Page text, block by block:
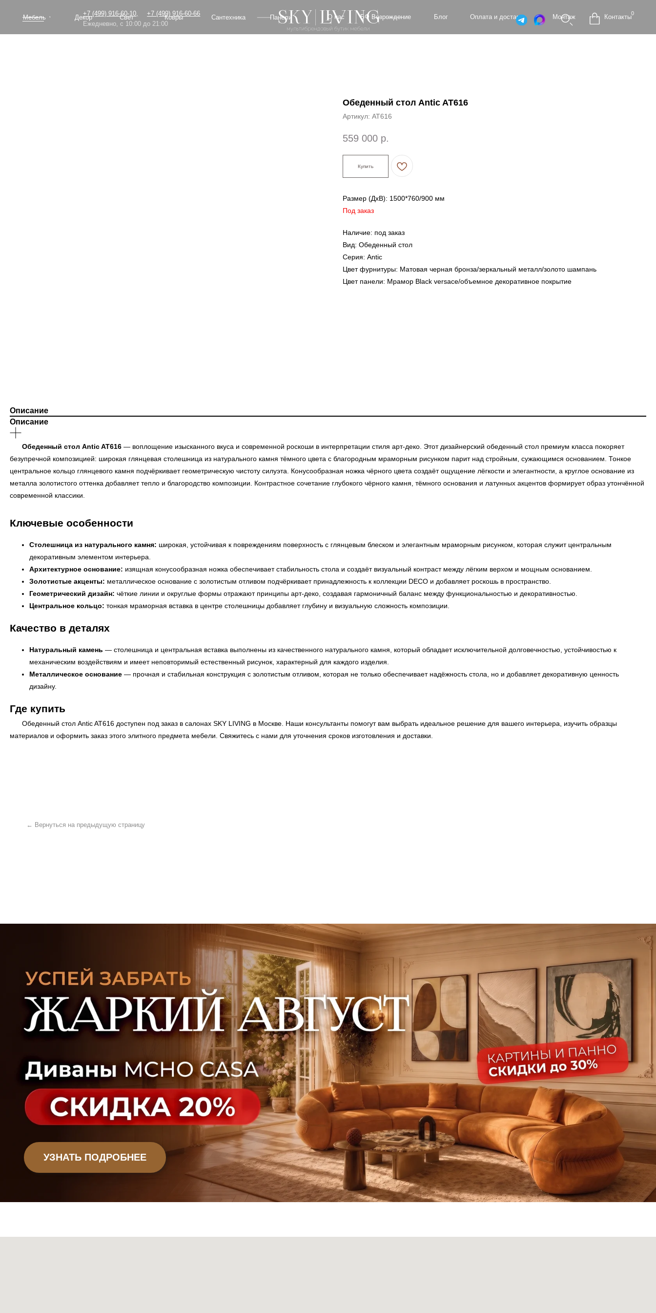
+7 (499) 916-60-66
+7 (499) 916-60-10,
Ежедневно, с 10:00 до 21:00
Панели
Сантехника
Свет
Декор Контакты
Монтаж
Оплата и доставка
БФ Возрождение Блог
О нас
Мебель Ковры
Обеденный стол Antic AT616
Артикул: AT616
559 000 р.
Купить
Размер (ДxВ): 1500*760/900 мм
Под заказ
Наличие: под заказ
Вид: Обеденный стол
Серия: Antic
Цвет фурнитуры: Матовая черная бронза/зеркальный металл/золото шампань
Цвет панели: Мрамор Black versace/объемное декоративное покрытие
Описание
Описание
Обеденный стол Antic AT616 — воплощение изысканного вкуса и современной роскоши в интерпретации стиля арт-деко. Этот дизайнерский обеденный стол премиум класса покоряет
безупречной композицией: широкая глянцевая столешница из натурального камня тёмного цвета с благородным мраморным рисунком парит над стройным, сужающимся основанием. Тонкое
центральное кольцо глянцевого камня подчёркивает геометрическую чистоту силуэта. Конусообразная ножка чёрного цвета создаёт ощущение лёгкости и элегантности, а круглое основание из
металла золотистого оттенка добавляет тепло и благородство композиции. Контрастное сочетание глубокого чёрного камня, тёмного основания и латунных акцентов формирует образ утончённой
современной классики.
Ключевые особенности
Столешница из натурального камня: широкая, устойчивая к повреждениям поверхность с глянцевым блеском и элегантным мраморным рисунком, которая служит центральным
декоративным элементом интерьера.
Архитектурное основание: изящная конусообразная ножка обеспечивает стабильность стола и создаёт визуальный контраст между лёгким верхом и мощным основанием.
Золотистые акценты: металлическое основание с золотистым отливом подчёркивает принадлежность к коллекции DECO и добавляет роскошь в пространство.
Геометрический дизайн: чёткие линии и округлые формы отражают принципы арт-деко, создавая гармоничный баланс между функциональностью и декоративностью.
Центральное кольцо: тонкая мраморная вставка в центре столешницы добавляет глубину и визуальную сложность композиции.
Качество в деталях
Натуральный камень — столешница и центральная вставка выполнены из качественного натурального камня, который обладает исключительной долговечностью, устойчивостью к
механическим воздействиям и имеет неповторимый естественный рисунок, характерный для каждого изделия.
Металлическое основание — прочная и стабильная конструкция с золотистым отливом, которая не только обеспечивает надёжность стола, но и добавляет декоративную ценность
дизайну.
Где купить
Обеденный стол Antic AT616 доступен под заказ в салонах SKY LIVING в Москве. Наши консультанты помогут вам выбрать идеальное решение для вашего интерьера, изучить образцы
материалов и оформить заказ этого элитного предмета мебели. Свяжитесь с нами для уточнения сроков изготовления и доставки.
← Вернуться на предыдущую страницу
УЗНАТЬ ПОДРОБНЕЕ
Офисная мебель Садовая мебель